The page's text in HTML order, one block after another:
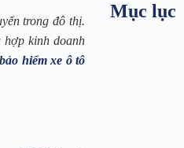
trong đô thị.
hợp kinh doanh
bảo hiểm xe ô tô
Mục lục